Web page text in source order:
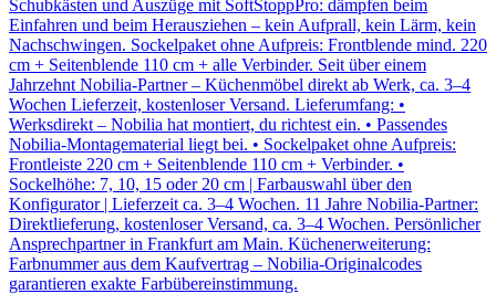
Schubkästen und Auszüge mit SoftStoppPro: dämpfen beim
Einfahren und beim Herausziehen – kein Aufprall, kein Lärm, kein
Nachschwingen. Sockelpaket ohne Aufpreis: Frontblende mind. 220
cm + Seitenblende 110 cm + alle Verbinder. Seit über einem
Jahrzehnt Nobilia-Partner – Küchenmöbel direkt ab Werk, ca. 3–4
Wochen Lieferzeit, kostenloser Versand. Lieferumfang: •
Werksdirekt – Nobilia hat montiert, du richtest ein. • Passendes
Nobilia-Montagematerial liegt bei. • Sockelpaket ohne Aufpreis:
Frontleiste 220 cm + Seitenblende 110 cm + Verbinder. •
Sockelhöhe: 7, 10, 15 oder 20 cm | Farbauswahl über den
Konfigurator | Lieferzeit ca. 3–4 Wochen. 11 Jahre Nobilia-Partner:
Direktlieferung, kostenloser Versand, ca. 3–4 Wochen. Persönlicher
Ansprechpartner in Frankfurt am Main. Küchenerweiterung:
Farbnummer aus dem Kaufvertrag – Nobilia-Originalcodes
garantieren exakte Farbübereinstimmung.